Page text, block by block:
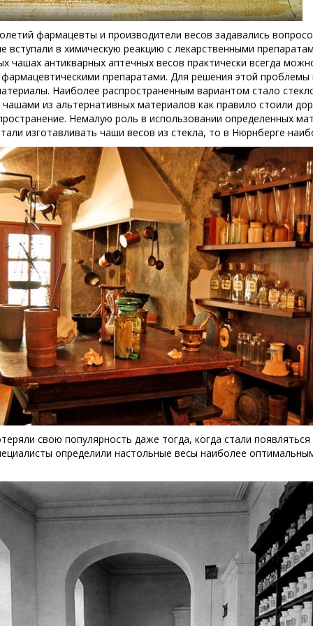
фармацевты и производители весов задавались
вступали в химическую реакцию с лекарственными
чашах антикварных аптечных весов практически всегда
препаратами. Для решения этой проблемы
Наиболее распространенным вариантом стало
из альтернативных материалов как правило стоили
Немалую роль в использовании определенных
изготавливать чаши весов из стекла, то в Нюрнберге
свою популярность даже тогда, когда стали
определили настольные весы наиболее